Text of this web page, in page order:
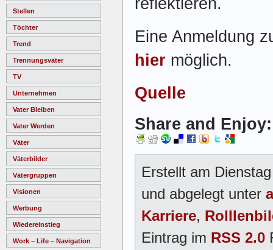
Stellen
Töchter
Trend
Trennungsväter
TV
Unternehmen
Vater Bleiben
Vater Werden
Väter
Väterbilder
Vätergruppen
Visionen
Werbung
Wiedereinstieg
Work – Life – Navigation
Eine Anmeldung
hier möglich.
Quelle
Share and Enjoy:
Erstellt am
und abgelegt unter
Karriere,
Eintrag im RSS 2.0